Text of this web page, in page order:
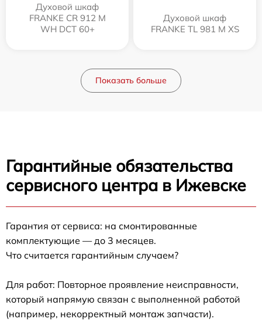
Духовой шкаф
FRANKE CR 912 M
WH DCT 60+
Духовой шкаф
FRANKE TL 981 M XS
Показать больше
Гарантийные обязательства
сервисного центра в Ижевске
Гарантия от сервиса: на смонтированные
комплектующие — до 3 месяцев.
Что считается гарантийным случаем?
Для работ: Повторное проявление неисправности,
который напрямую связан с выполненной работой
(например, некорректный монтаж запчасти).